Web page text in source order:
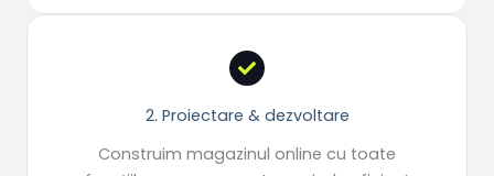
2. Proiectare & dezvoltare
Construim magazinul online cu toate